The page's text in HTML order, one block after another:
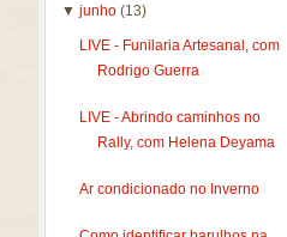
▼ junho (13)
LIVE - Funilaria Artesanal, com
Rodrigo Guerra
LIVE - Abrindo caminhos no
Rally, com Helena Deyama
Ar condicionado no Inverno